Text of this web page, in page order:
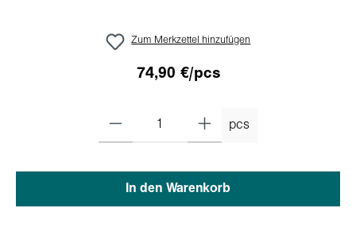
Zum Merkzettel hinzufügen
74,90 €/pcs
pcs
In den Warenkorb